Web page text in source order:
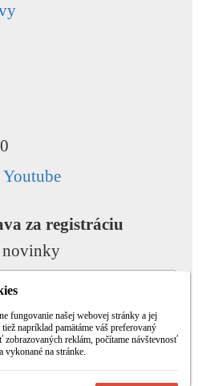
za registráciu
novinky
Pridať
fungovanie našej webovej stránky a jej
napríklad pamätáme váš preferovaný
zobrazovaných reklám, počítame návštevnosť
vykonané na stránke.